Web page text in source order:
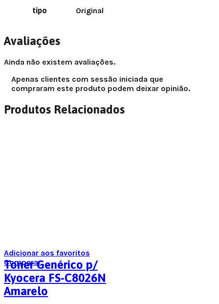
tipo Original
Avaliações
Ainda não existem avaliações.
Apenas clientes com sessão iniciada que
compraram este produto podem deixar opinião.
Produtos Relacionados
Adicionar aos favoritos
Comparar
Toner Genérico p/
Kyocera FS-C8026N
Amarelo